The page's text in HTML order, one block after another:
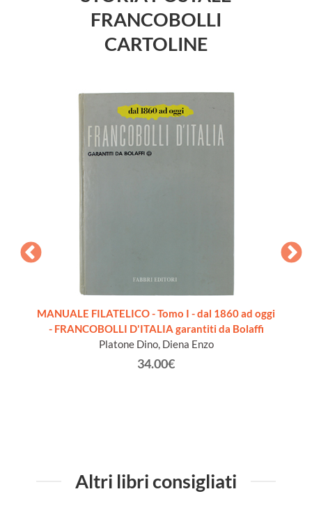
FRANCOBOLLI
CARTOLINE
MANUALE FILATELICO - Tomo I - dal 1860 ad oggi
- FRANCOBOLLI D'ITALIA garantiti da Bolaffi
Platone Dino, Diena Enzo
34.00€
Altri libri consigliati